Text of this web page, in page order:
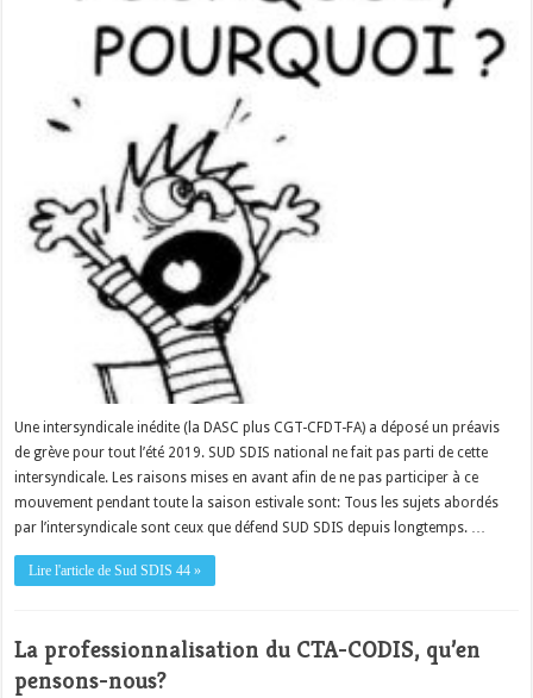
Une intersyndicale inédite (la DASC plus CGT-CFDT-FA) a déposé un préavis
de grève pour tout l’été 2019. SUD SDIS national ne fait pas parti de cette
intersyndicale. Les raisons mises en avant afin de ne pas participer à ce
mouvement pendant toute la saison estivale sont: Tous les sujets abordés
par l’intersyndicale sont ceux que défend SUD SDIS depuis longtemps. …
Lire l'article de Sud SDIS 44 »
La professionnalisation du CTA-CODIS, qu’en
pensons-nous?